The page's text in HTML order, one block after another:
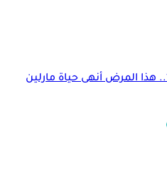
ذكرى وفاة هند رستم الـ15.. هذا المرض أنهى حياة مارلين